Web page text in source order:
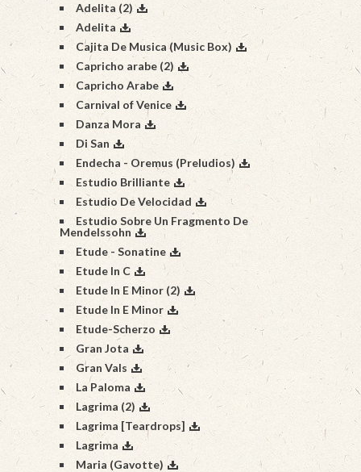
Adelita (2)
Adelita
Cajita De Musica (Music Box)
Capricho arabe (2)
Capricho Arabe
Carnival of Venice
Danza Mora
Di San
Endecha - Oremus (Preludios)
Estudio Brilliante
Estudio De Velocidad
Estudio Sobre Un Fragmento De
Mendelssohn
Etude - Sonatine
Etude In C
Etude In E Minor (2)
Etude In E Minor
Etude-Scherzo
Gran Jota
Gran Vals
La Paloma
Lagrima (2)
Lagrima [Teardrops]
Lagrima
Maria (Gavotte)